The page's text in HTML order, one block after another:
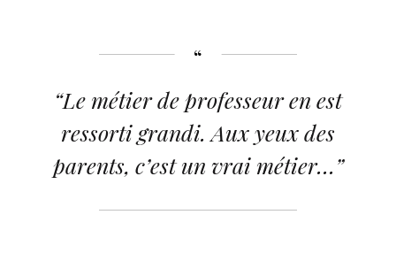
“Le métier de professeur en est
ressorti grandi. Aux yeux des
parents, c’est un vrai métier…”